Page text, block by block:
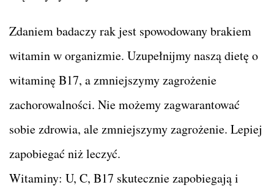
Zdaniem badaczy rak jest spowodowany brakiem
witamin w organizmie. Uzupełnijmy naszą dietę o
witaminę B17, a zmniejszymy zagrożenie
zachorowalności. Nie możemy zagwarantować
sobie zdrowia, ale zmniejszymy zagrożenie. Lepiej
zapobiegać niż leczyć.
Witaminy: U, C, B17 skutecznie zapobiegają i